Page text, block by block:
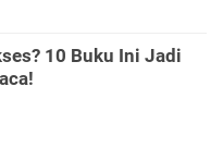
10 Buku Ini Jadi